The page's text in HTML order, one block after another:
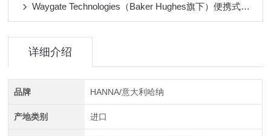
Waygate Technologies（Baker Hughes旗下）便携式超声波检测仪
详细介绍
品牌 HANNA/意大利哈纳
产地类别 进口